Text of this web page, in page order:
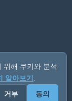
위해 쿠키와 분석
알아보기.
거부
동의